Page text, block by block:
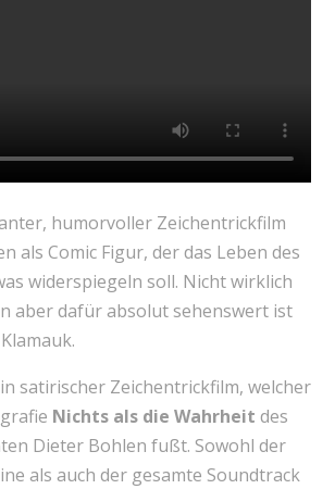
humorvoller Zeichentrickfilm
als Comic Figur, der das Leben des
widerspiegeln soll. Nicht wirklich
aber dafür absolut sehenswert ist
satirischer Zeichentrickfilm, welcher
Nichts als die Wahrheit des
Dieter Bohlen fußt. Sowohl der
als auch der gesamte Soundtrack